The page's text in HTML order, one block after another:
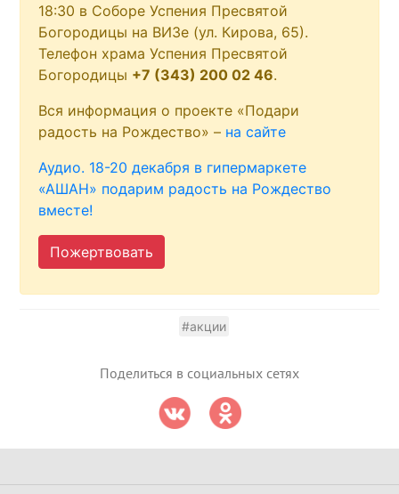
18:30 в Соборе Успения Пресвятой
Богородицы на ВИЗе (ул. Кирова, 65).
Телефон храма Успения Пресвятой
Богородицы +7 (343) 200 02 46.
Вся информация о проекте «Подари
радость на Рождество» – на сайте
Аудио. 18-20 декабря в гипермаркете
«АШАН» подарим радость на Рождество
вместе!
Пожертвовать
#акции
Поделиться в социальных сетях